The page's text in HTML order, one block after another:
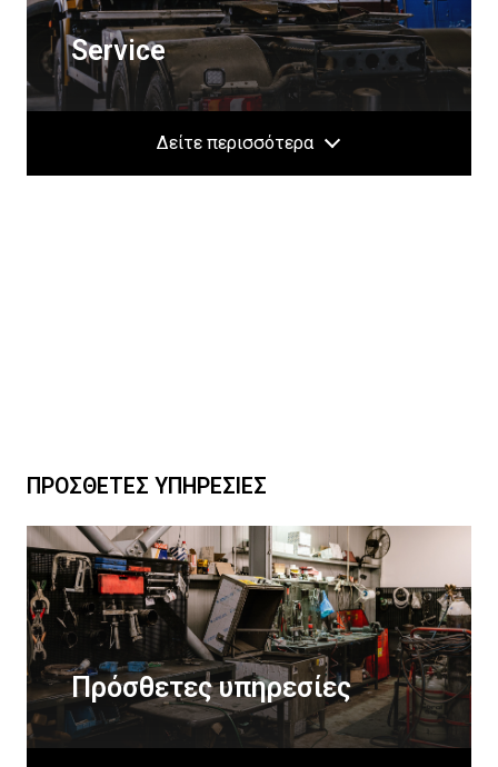
Service
Δείτε περισσότερα
ΠΡΟΣΘΕΤΕΣ ΥΠΗΡΕΣΙΕΣ
Πρόσθετες υπηρεσίες